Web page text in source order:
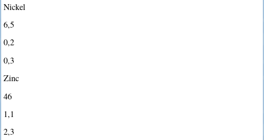
Nickel
6,5
0,2
0,3
Zinc
46
1,1
2,3